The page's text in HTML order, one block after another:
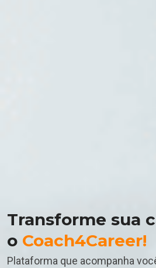
Transforme sua
o Coach4Career!
Plataforma que acompanha